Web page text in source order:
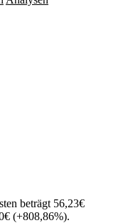
beträgt 56,23€
€ (+808,86%).